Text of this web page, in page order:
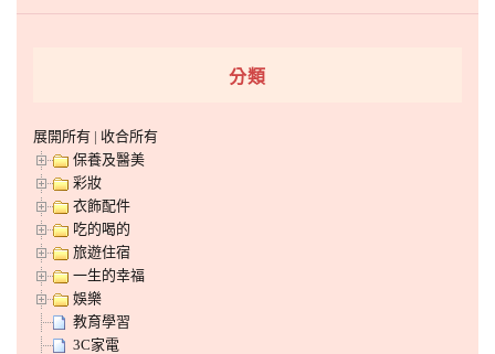
分類
展開所有 | 收合所有
保養及醫美
彩妝
衣飾配件
吃的喝的
旅遊住宿
一生的幸福
娛樂
教育學習
3C家電